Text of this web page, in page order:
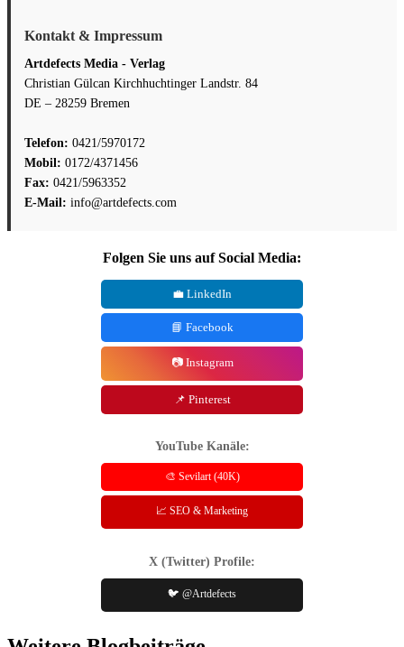
Kontakt & Impressum
Artdefects Media - Verlag
Christian Gülcan Kirchhuchtinger Landstr. 84
DE – 28259 Bremen
Telefon: 0421/5970172
Mobil: 0172/4371456
Fax: 0421/5963352
E-Mail: info@artdefects.com
Folgen Sie uns auf Social Media:
💼 LinkedIn
📘 Facebook
📷 Instagram
📌 Pinterest
YouTube Kanäle:
🎨 Sevilart (40K)
📈 SEO & Marketing
X (Twitter) Profile:
🐦 @Artdefects